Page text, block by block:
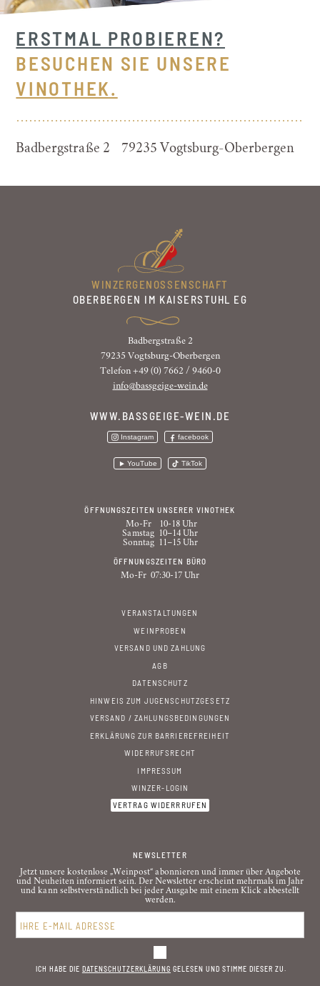
ERSTMAL PROBIEREN?
BESUCHEN SIE UNSERE
VINOTHEK.
Badbergstraße 2 79235 Vogtsburg-Oberbergen
WINZERGENOSSENSCHAFT
OBERBERGEN IM KAISERSTUHL EG
Badbergstraße 2
79235 Vogtsburg-Oberbergen
Telefon +49 (0) 7662 / 9460-0
info@bassgeige-wein.de
WWW.BASSGEIGE-WEIN.DE
Instagram facebook
YouTube TikTok
ÖFFNUNGSZEITEN UNSERER VINOTHEK
Mo-Fr
10-18 Uhr
Samstag
10–14 Uhr
Sonntag
11–15 Uhr
ÖFFNUNGSZEITEN BÜRO
Mo-Fr 07:30-17 Uhr
VERANSTALTUNGEN
WEINPROBEN
VERSAND UND ZAHLUNG
AGB
DATENSCHUTZ
HINWEIS ZUM JUGENSCHUTZGESETZ
VERSAND / ZAHLUNGSBEDINGUNGEN
ERKLÄRUNG ZUR BARRIEREFREIHEIT
WIDERRUFSRECHT
IMPRESSUM
WINZER-LOGIN
VERTRAG WIDERRRUFEN
NEWSLETTER
Jetzt unsere kostenlose „Weinpost“ abonnieren und immer über Angebote
und Neuheiten informiert sein. Der Newsletter erscheint mehrmals im Jahr
und kann selbstverständlich bei jeder Ausgabe mit einem Klick abbestellt
werden.
ICH HABE DIE DATENSCHUTZ­ERKLÄRUNG GELESEN UND STIMME DIESER ZU.